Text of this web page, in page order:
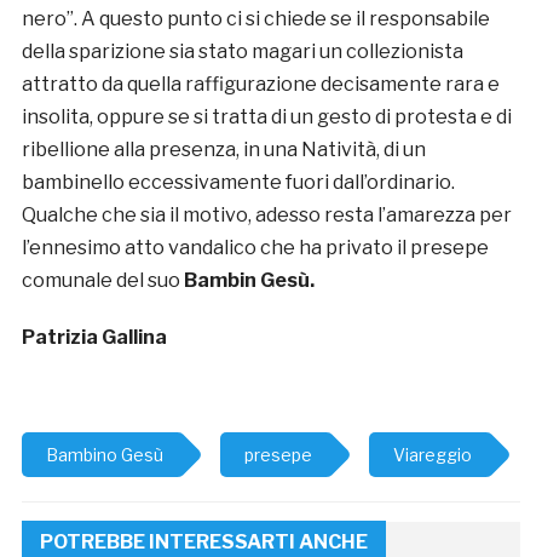
nero”. A questo punto ci si chiede se il responsabile
della sparizione sia stato magari un collezionista
attratto da quella raffigurazione decisamente rara e
insolita, oppure se si tratta di un gesto di protesta e di
ribellione alla presenza, in una Natività, di un
bambinello eccessivamente fuori dall’ordinario.
Qualche che sia il motivo, adesso resta l’amarezza per
l’ennesimo atto vandalico che ha privato il presepe
comunale del suo Bambin Gesù.
Patrizia Gallina
Bambino Gesù presepe Viareggio
POTREBBE INTERESSARTI ANCHE